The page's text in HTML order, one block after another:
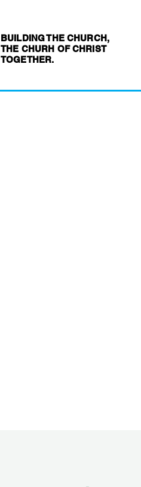
BUILDING THE CHURCH,
THE CHURH OF CHRIST
TOGETHER.